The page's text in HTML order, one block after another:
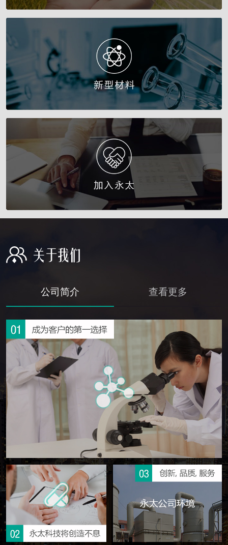
公司简介 查看更多